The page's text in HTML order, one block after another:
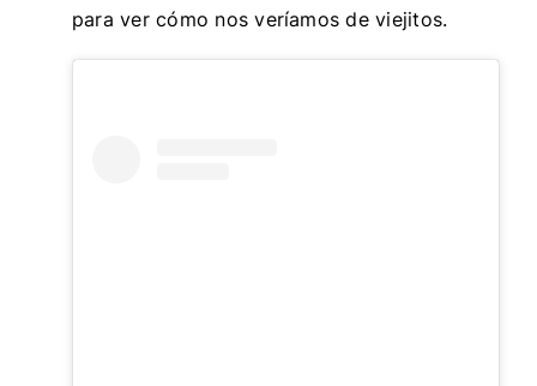
para ver cómo nos veríamos de viejitos.